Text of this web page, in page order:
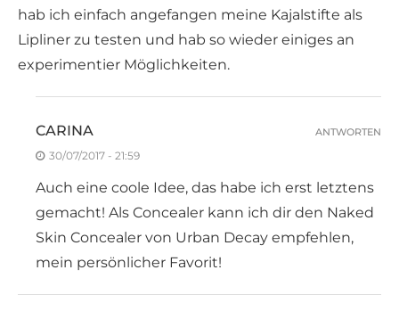
hab ich einfach angefangen meine Kajalstifte als
Lipliner zu testen und hab so wieder einiges an
experimentier Möglichkeiten.
CARINA
30/07/2017 - 21:59
Auch eine coole Idee, das habe ich erst letztens
gemacht! Als Concealer kann ich dir den Naked
Skin Concealer von Urban Decay empfehlen,
mein persönlicher Favorit!
ANTWORTEN